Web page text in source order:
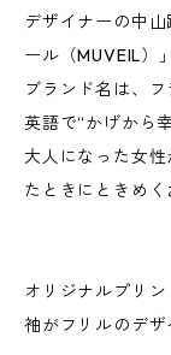
デザイナーの中
ール（MUVEIL）
ブランド名は、
英語で“かげから
大人になった女
たときにときめく
オリジナルプリ
袖がフリルのデザ